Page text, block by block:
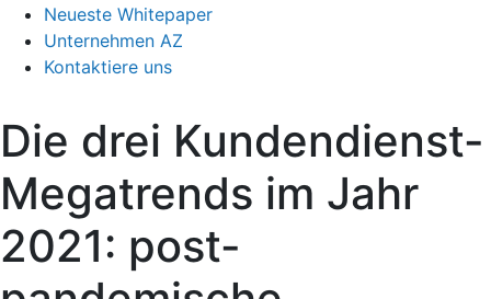
Neueste Whitepaper
Unternehmen AZ
Kontaktiere uns
Die drei Kundendienst-
Megatrends im Jahr
2021: post-